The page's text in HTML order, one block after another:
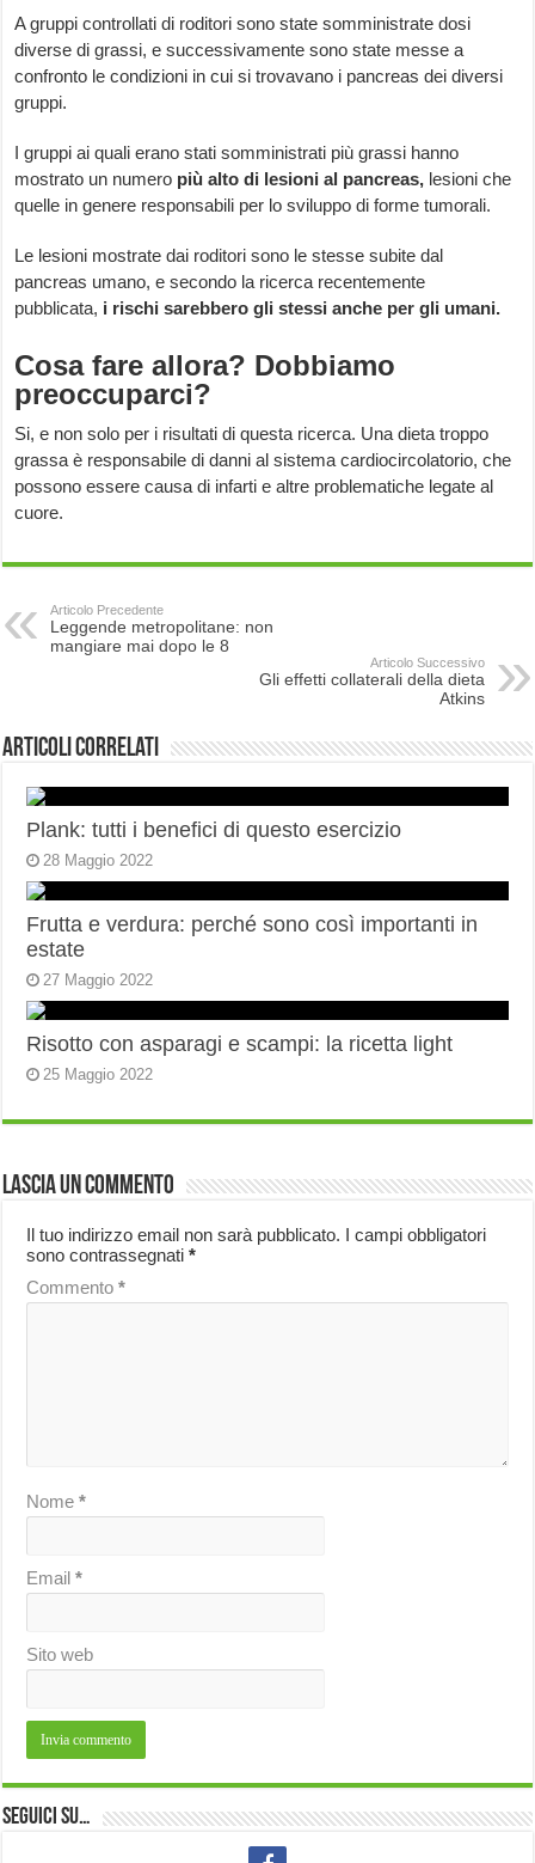
A gruppi controllati di roditori sono state somministrate dosi
diverse di grassi, e successivamente sono state messe a
confronto le condizioni in cui si trovavano i pancreas dei diversi
gruppi.
I gruppi ai quali erano stati somministrati più grassi hanno
mostrato un numero più alto di lesioni al pancreas, lesioni che
quelle in genere responsabili per lo sviluppo di forme tumorali.
Le lesioni mostrate dai roditori sono le stesse subite dal
pancreas umano, e secondo la ricerca recentemente
pubblicata, i rischi sarebbero gli stessi anche per gli umani.
Cosa fare allora? Dobbiamo
preoccuparci?
Si, e non solo per i risultati di questa ricerca. Una dieta troppo
grassa è responsabile di danni al sistema cardiocircolatorio, che
possono essere causa di infarti e altre problematiche legate al
cuore.
Articolo Precedente
Leggende metropolitane: non
mangiare mai dopo le 8
Articolo Successivo
Gli effetti collaterali della dieta
Atkins
Articoli correlati
Plank: tutti i benefici di questo esercizio
28 Maggio 2022
Frutta e verdura: perché sono così importanti in
estate
27 Maggio 2022
Risotto con asparagi e scampi: la ricetta light
25 Maggio 2022
Lascia un commento
Il tuo indirizzo email non sarà pubblicato. I campi obbligatori
sono contrassegnati*
Commento*
Nome*
Email*
Sito web
Seguici su…